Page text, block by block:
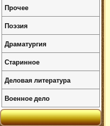
Прочее
Поэзия
Драматургия
Старинное
Деловая литература
Военное дело